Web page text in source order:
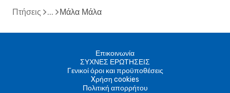
Πτήσεις Μάλα Μάλα
Επικοινωνία
ΣΥΧΝΕΣ ΕΡΩΤΗΣΕΙΣ
Γενικοί όροι και προϋποθέσεις
Xρήση cookies
Πολιτική απορρήτου